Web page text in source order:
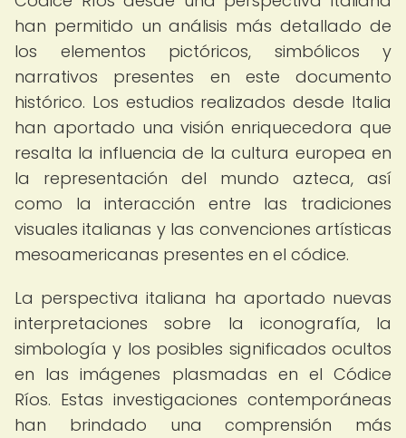
han permitido un análisis más detallado de
los elementos pictóricos, simbólicos y
narrativos presentes en este documento
histórico. Los estudios realizados desde Italia
han aportado una visión enriquecedora que
resalta la influencia de la cultura europea en
la representación del mundo azteca, así
como la interacción entre las tradiciones
visuales italianas y las convenciones artísticas
mesoamericanas presentes en el códice.
La perspectiva italiana ha aportado nuevas
interpretaciones sobre la iconografía, la
simbología y los posibles significados ocultos
en las imágenes plasmadas en el Códice
Ríos. Estas investigaciones contemporáneas
han brindado una comprensión más